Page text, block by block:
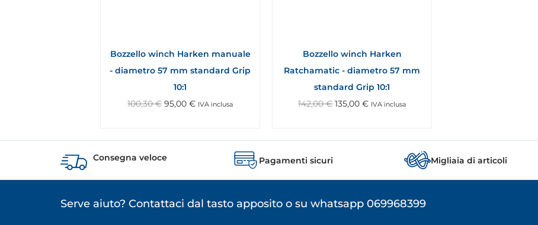
Bozzello winch Harken manuale
- diametro 57 mm standard Grip
10:1
100,30€ 95,00€ IVA inclusa
Bozzello winch Harken
Ratchamatic - diametro 57 mm
standard Grip 10:1
142,00€ 135,00€ IVA inclusa
Consegna veloce Pagamenti sicuri Migliaia di articoli
Serve aiuto? Contattaci dal tasto apposito o su whatsapp 069968399